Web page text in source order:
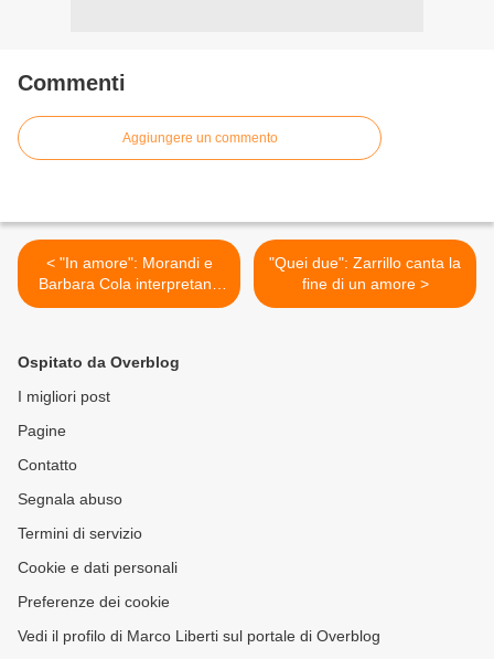
Commenti
Aggiungere un commento
< "In amore": Morandi e
Barbara Cola interpretano
l'intesa sentimentale
"Quei due": Zarrillo canta la
fine di un amore >
Ospitato da Overblog
I migliori post
Pagine
Contatto
Segnala abuso
Termini di servizio
Cookie e dati personali
Preferenze dei cookie
Vedi il profilo di Marco Liberti sul portale di Overblog